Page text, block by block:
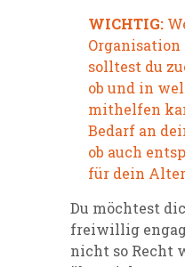
WICHTIG:
solltest du
ob und in
mithelfen
Bedarf an
ob auch
für dein
Du möchtest
freiwillig
nicht so Recht